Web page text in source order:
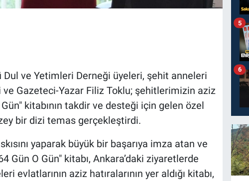
ve Yetimleri Derneği üyeleri, şehit anneleri
Gazeteci-Yazar Filiz Toklu; şehitlerimizin aziz
Gün" kitabının takdir ve desteği için gelen özel
bir dizi temas gerçekleştirdi.
yaparak büyük bir başarıya imza atan ve
Gün O Gün" kitabı, Ankara’daki ziyaretlerde
evlatlarının aziz hatıralarının yer aldığı kitabı,
5
6